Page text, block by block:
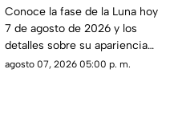
descubre cómo luce la
Luna y su significado
Conoce la fase de la Luna hoy
7 de agosto de 2026 y los
detalles sobre su apariencia
durante esta jornada.
agosto 07, 2026 05:00 p. m.